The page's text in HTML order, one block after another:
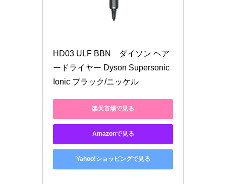
HD03 ULF BBN　ダイソン ヘア
ードライヤー Dyson Supersonic
Ionic ブラック/ニッケル
楽天市場で見る
Amazonで見る
Yahoo!ショッピングで見る